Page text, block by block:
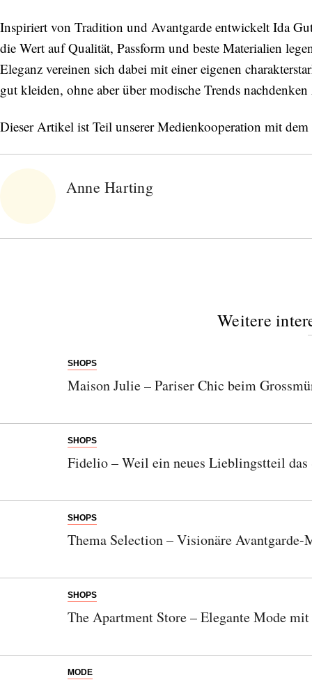
Inspiriert von Tradition und Avantgarde entwickelt Ida
die Wert auf Qualität, Passform und beste Materialien
Eleganz vereinen sich dabei mit einer eigenen
gut kleiden, ohne aber über modische Trends
Dieser Artikel ist Teil unserer Medienkooperation mit
Anne Harting
Weitere
SHOPS
Maison Julie – Pariser Chic beim
SHOPS
Fidelio – Weil ein neues Lieblingstteil das
SHOPS
Thema Selection – Visionäre Avantgarde-
SHOPS
The Apartment Store – Elegante Mode
MODE
Abonnieren Sie unseren Newsletter
Orte, handverlesene Geheimtipps und